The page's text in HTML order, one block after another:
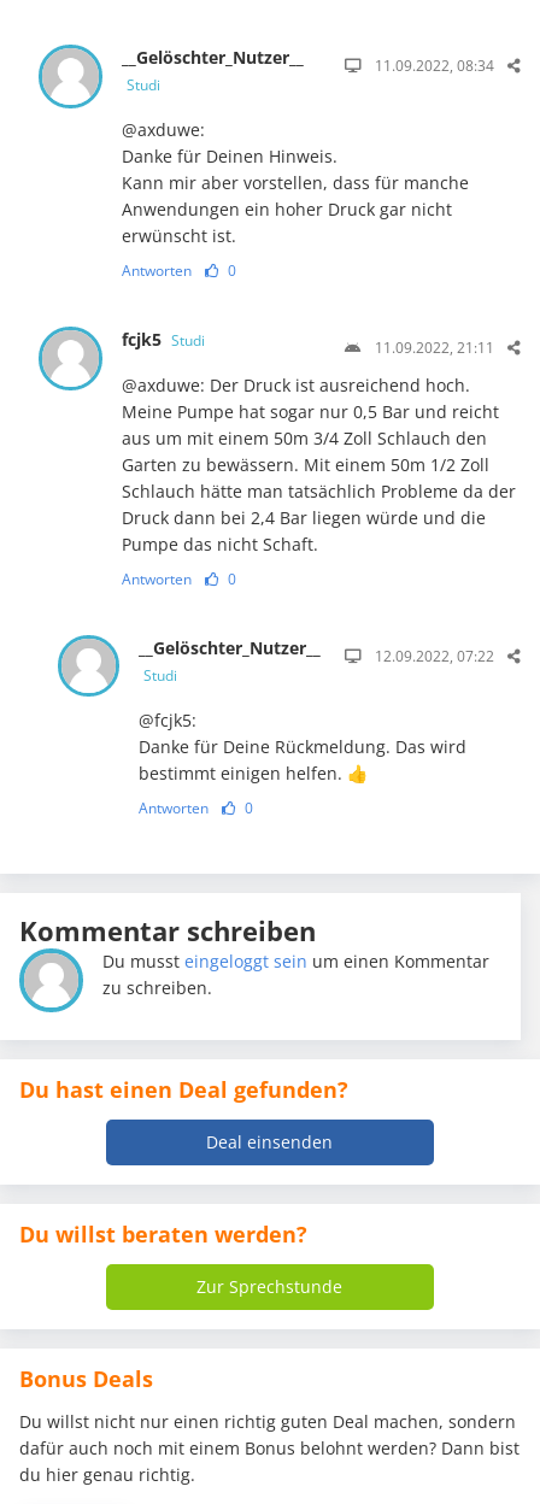
__Gelöschter_Nutzer__
Studi
11.09.2022, 08:34
@axduwe:
Danke für Deinen Hinweis.
Kann mir aber vorstellen, dass für manche
Anwendungen ein hoher Druck gar nicht
erwünscht ist.
Antworten 0
fcjk5 Studi 11.09.2022, 21:11
@axduwe: Der Druck ist ausreichend hoch.
Meine Pumpe hat sogar nur 0,5 Bar und reicht
aus um mit einem 50m 3/4 Zoll Schlauch den
Garten zu bewässern. Mit einem 50m 1/2 Zoll
Schlauch hätte man tatsächlich Probleme da der
Druck dann bei 2,4 Bar liegen würde und die
Pumpe das nicht Schaft.
Antworten 0
__Gelöschter_Nutzer__
Studi
12.09.2022, 07:22
@fcjk5:
Danke für Deine Rückmeldung. Das wird
bestimmt einigen helfen. 👍
Antworten 0
Kommentar schreiben
Du mussteingeloggt sein um einen Kommentar
zu schreiben.
Du hast einen Deal gefunden?
Deal einsenden
Du willst beraten werden?
Zur Sprechstunde
Bonus Deals
Du willst nicht nur einen richtig guten Deal machen, sondern
dafür auch noch mit einem Bonus belohnt werden? Dann bist
du hier genau richtig.